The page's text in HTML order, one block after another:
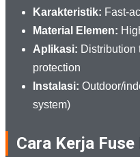
Karakteristik: Fast-
Material Elemen:
Aplikasi: Distribution
protection
Instalasi: Outdoor/
system)
Cara Kerja Fuse